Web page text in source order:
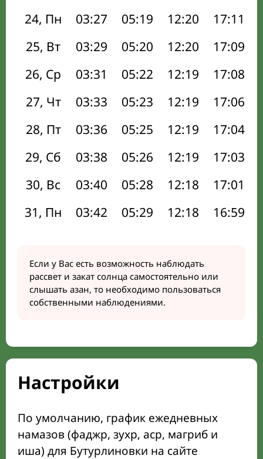
24, Пн
03:27 05:19 12:20 17:11
25, Вт
03:29 05:20 12:20 17:09
26, Ср
03:31 05:22 12:19 17:08
27, Чт
03:33 05:23 12:19 17:06
28, Пт
03:36 05:25 12:19 17:04
29, Сб
03:38 05:26 12:19 17:03
30, Вс
03:40 05:28 12:18 17:01
31, Пн
03:42 05:29 12:18 16:59
Если у Вас есть возможность наблюдать
рассвет и закат солнца самостоятельно или
слышать азан, то необходимо пользоваться
собственными наблюдениями.
Настройки
По умолчанию, график ежедневных
намазов (фаджр, зухр, аср, магриб и
иша) для Бутурлиновки на сайте